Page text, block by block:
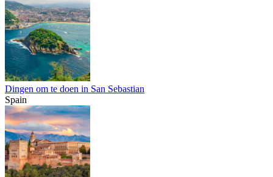
Dingen om te doen in San Sebastian
Spain